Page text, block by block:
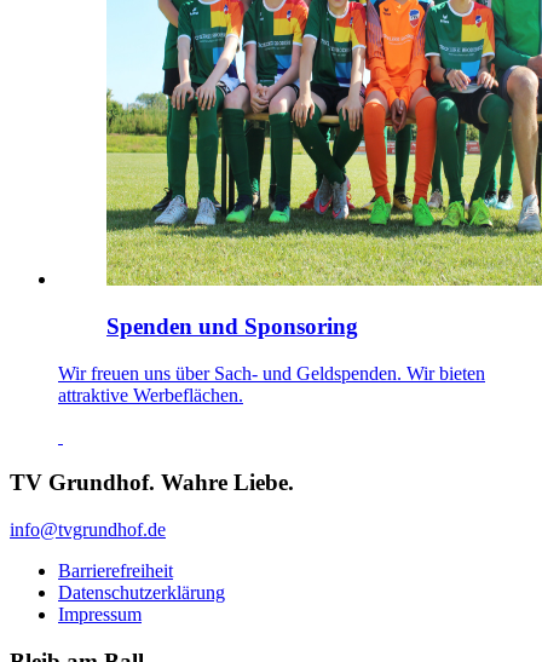
Spenden und Sponsoring
Wir freuen uns über Sach- und Geldspenden. Wir bieten
attraktive Werbeflächen.
TV Grundhof. Wahre Liebe.
info@tvgrundhof.de
Barrierefreiheit
Datenschutzerklärung
Impressum